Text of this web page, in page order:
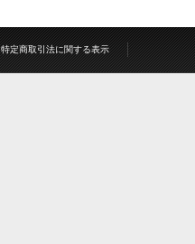
特定商取引法に関する表示